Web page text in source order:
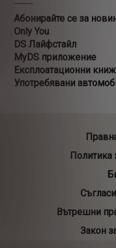
Абонирайте се за
Only You
DS Лайфстайл
MyDS приложение
Експлоатационни
Употребявани
Политика
Вътрешни
Закон